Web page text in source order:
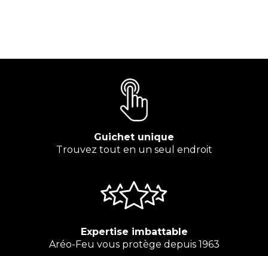
Guichet unique
Trouvez tout en un seul endroit
Expertise imbattable
Aréo-Feu vous protège depuis 1963